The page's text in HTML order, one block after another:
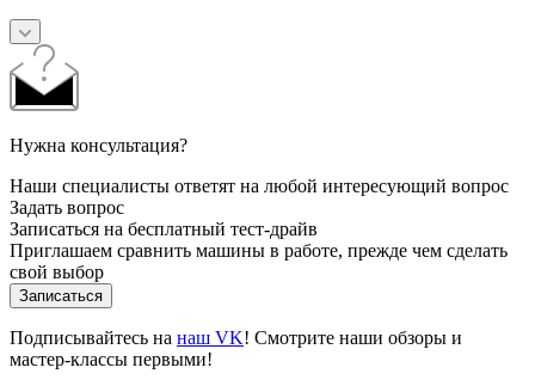
Нужна консультация?
Наши специалисты ответят на любой интересующий вопрос
Задать вопрос
Записаться на бесплатный тест-драйв
Приглашаем сравнить машины в работе, прежде чем сделать
свой выбор
Записаться
Подписывайтесь на наш VK! Смотрите наши обзоры и
мастер-классы первыми!